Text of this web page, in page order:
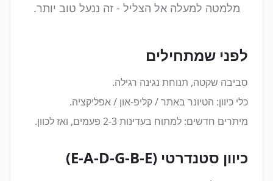
מלמטה למעלה אל הצליל - זה ננעל טוב יותר.
לפני שמתחילים
סביבה שקטה, תנוחת נגינה רגילה.
כלי כיוון: הטיונר באתר / קליפ-און / אפליקציה.
מיתרים חדשים: למתוח בעדינות 2-3 פעמים, ואז לכוון.
כיוון סטנדרטי (E-A-D-G-B-E)